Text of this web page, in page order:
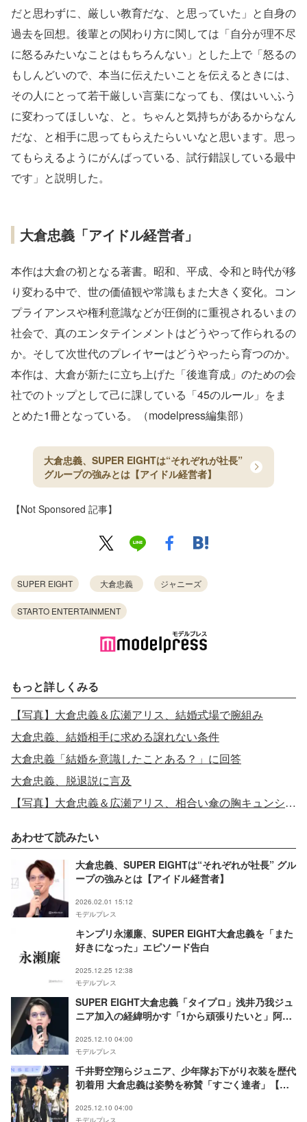
だと思わずに、厳しい教育だな、と思っていた」と自身の
過去を回想。後輩との関わり方に関しては「自分が理不尽
に怒るみたいなことはもちろんない」とした上で「怒るの
もしんどいので、本当に伝えたいことを伝えるときには、
その人にとって若干厳しい言葉になっても、僕はいいふう
に変わってほしいな、と。ちゃんと気持ちがあるからなん
だな、と相手に思ってもらえたらいいなと思います。思っ
てもらえるようにがんばっている、試行錯誤している最中
です」と説明した。
大倉忠義「アイドル経営者」
本作は大倉の初となる著書。昭和、平成、令和と時代が移
り変わる中で、世の価値観や常識もまた大きく変化。コン
プライアンスや権利意識などが圧倒的に重視されるいまの
社会で、真のエンタテインメントはどうやって作られるの
か。そして次世代のプレイヤーはどうやったら育つのか。
本作は、大倉が新たに立ち上げた「後進育成」のための会
社でのトップとして己に課している「45のルール」をま
とめた1冊となっている。（modelpress編集部）
大倉忠義、SUPER EIGHTは“それぞれが社長”
グループの強みとは【アイドル経営者】
【Not Sponsored 記事】
SUPER EIGHT 大倉忠義 ジャニーズ
STARTO ENTERTAINMENT
もっと詳しくみる
【写真】大倉忠義＆広瀬アリス、結婚式場で腕組み
大倉忠義、結婚相手に求める譲れない条件
大倉忠義「結婚を意識したことある？」に回答
大倉忠義、脱退説に言及
【写真】大倉忠義＆広瀬アリス、相合い傘の胸キュンシーン
あわせて読みたい
大倉忠義、SUPER EIGHTは“それぞれが社長” グル
ープの強みとは【アイドル経営者】
2026.02.01 15:12
モデルプレス
キンプリ永瀬廉、SUPER EIGHT大倉忠義を「また
好きになった」エピソード告白
2025.12.25 12:38
モデルプレス
SUPER EIGHT大倉忠義「タイプロ」浅井乃我ジュ
ニア加入の経緯明かす「1から頑張りたいと」阿達
星 -SHINSEI-】
2025.12.10 04:00
モデルプレス
千井野空翔らジュニア、少年隊お下がり衣装を歴代
初着用 大倉忠義は姿勢を称賛「すごく達者」【ジ
材ほぼ全文】
2025.12.10 04:00
モデルプレス